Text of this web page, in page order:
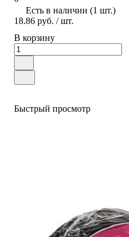
Есть в наличии (1 шт.)
18.86 руб. / шт.
В корзину
Быстрый просмотр